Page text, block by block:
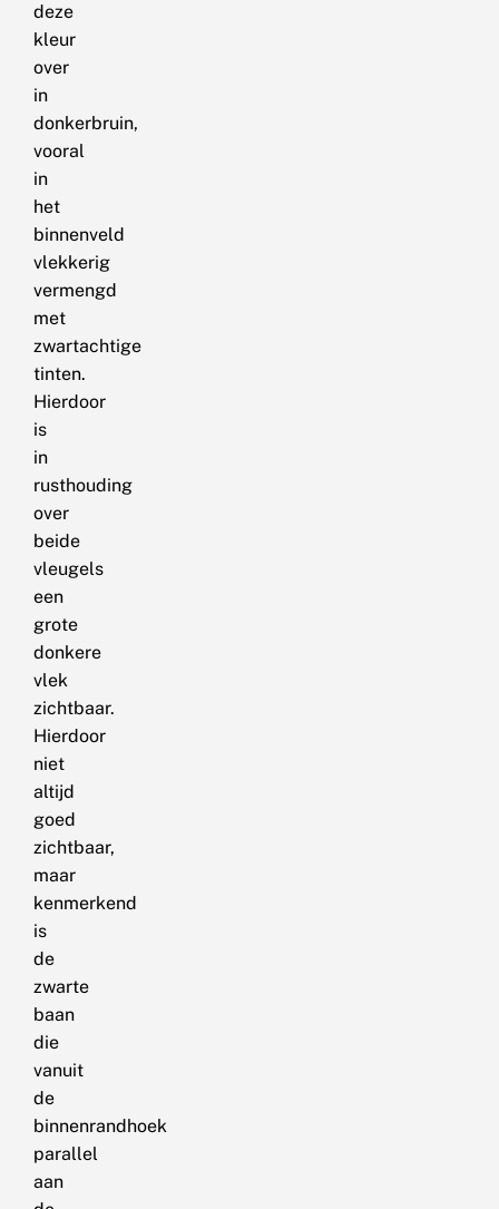
deze
kleur
over
in
donkerbruin,
vooral
in
het
binnenveld
vlekkerig
vermengd
met
zwartachtige
tinten.
Hierdoor
is
in
rusthouding
over
beide
vleugels
een
grote
donkere
vlek
zichtbaar.
Hierdoor
niet
altijd
goed
zichtbaar,
maar
kenmerkend
is
de
zwarte
baan
die
vanuit
de
binnenrandhoek
parallel
aan